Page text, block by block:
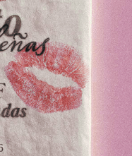
fueron
fecha de la compra
normas vigentes y